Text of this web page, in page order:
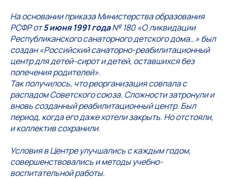
На основании приказа Министерства образования
РСФР от5 июня 1991 года№ 180 «О ликвидации
Республиканского санаторного детского дома…» был
создан «Российский санаторно-реабилитационный
центр для детей-сирот и детей, оставшихся без
попечения родителей».
Так получилось, что реорганизация совпала с
распадом Советского союза. Сложности затронули и
вновь созданный реабилитационный центр. Был
период, когда его даже хотели закрыть. Но отстояли,
и коллектив сохранили.
Условия в Центре улучшались с каждым годом,
совершенствовались и методы учебно-
воспитательной работы.